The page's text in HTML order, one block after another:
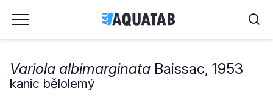
Variola albimarginata Baissac, 1953
kanic bělolemý